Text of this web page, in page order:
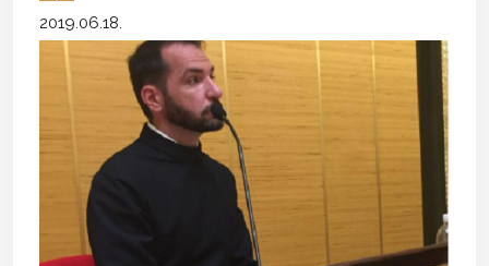
2019.06.18.